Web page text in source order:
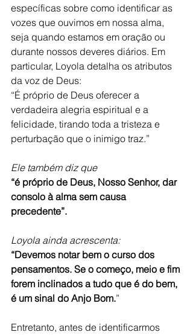
específicas sobre como identificar as
vozes que ouvimos em nossa alma,
seja quando estamos em oração ou
durante nossos deveres diários. Em
particular, Loyola detalha os atributos
da voz de Deus:
“É próprio de Deus oferecer a
verdadeira alegria espiritual e a
felicidade, tirando toda a tristeza e
perturbação que o inimigo traz.”
Ele também diz que
“é próprio de Deus, Nosso Senhor, dar
consolo à alma sem causa
precedente”.
Loyola ainda acrescenta:
“Devemos notar bem o curso dos
pensamentos. Se o começo, meio e fim
forem inclinados a tudo que é do bem,
é um sinal do Anjo Bom.”
Entretanto, antes de identificarmos